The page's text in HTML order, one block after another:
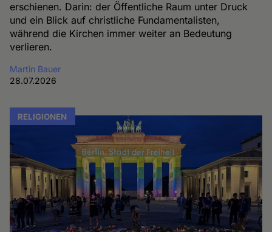
erschienen. Darin: der Öffentliche Raum unter Druck
und ein Blick auf christliche Fundamentalisten,
während die Kirchen immer weiter an Bedeutung
verlieren.
Martin Bauer
28.07.2026
RELIGIONEN